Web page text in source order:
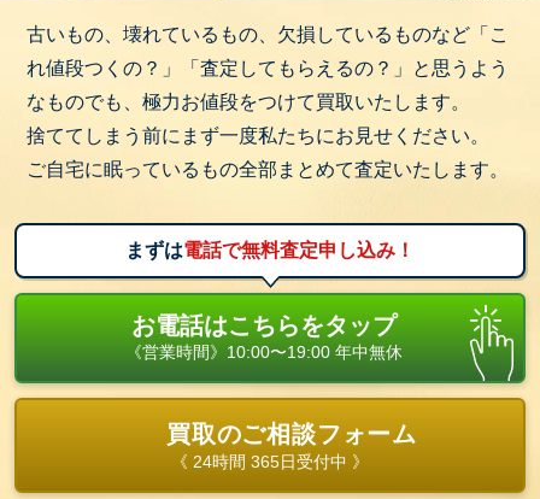
古いもの、壊れているもの、欠損しているものなど「こ
れ値段つくの？」「査定してもらえるの？」と思うよう
なものでも、極力お値段をつけて買取いたします。
捨ててしまう前にまず一度私たちにお見せください。
ご自宅に眠っているもの全部まとめて査定いたします。
まずは電話で無料査定申し込み！
お電話はこちらをタップ
《営業時間》10:00〜19:00 年中無休
買取のご相談フォーム
《 24時間 365日受付中 》